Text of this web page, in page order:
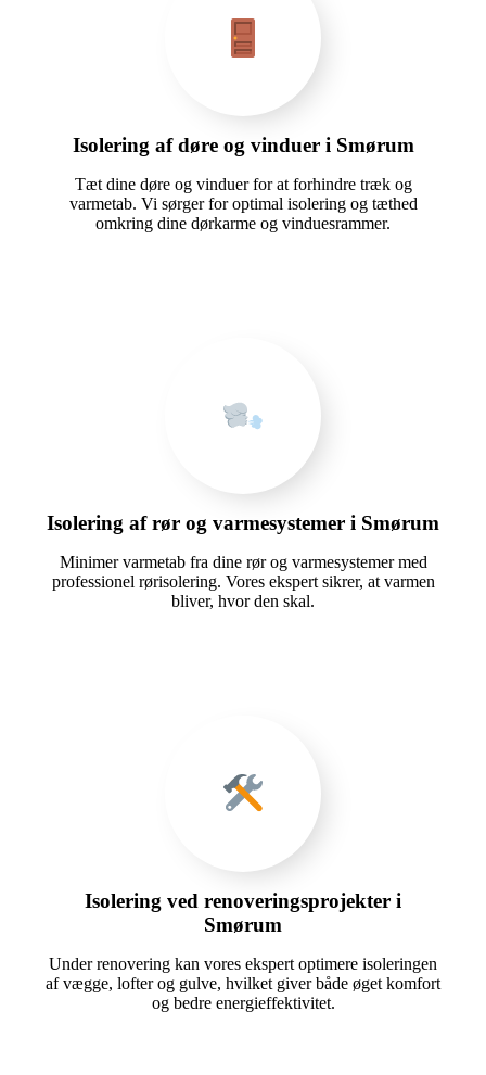
Isolering af døre og vinduer i Smørum
Tæt dine døre og vinduer for at forhindre træk og
varmetab. Vi sørger for optimal isolering og tæthed
omkring dine dørkarme og vinduesrammer.
Isolering af rør og varmesystemer i Smørum
Minimer varmetab fra dine rør og varmesystemer med
professionel rørisolering. Vores ekspert sikrer, at varmen
bliver, hvor den skal.
Isolering ved renoveringsprojekter i
Smørum
Under renovering kan vores ekspert optimere isoleringen
af vægge, lofter og gulve, hvilket giver både øget komfort
og bedre energieffektivitet.